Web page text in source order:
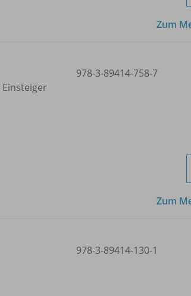
Zum
978-3-89414-758-7
Zum
978-3-89414-130-1